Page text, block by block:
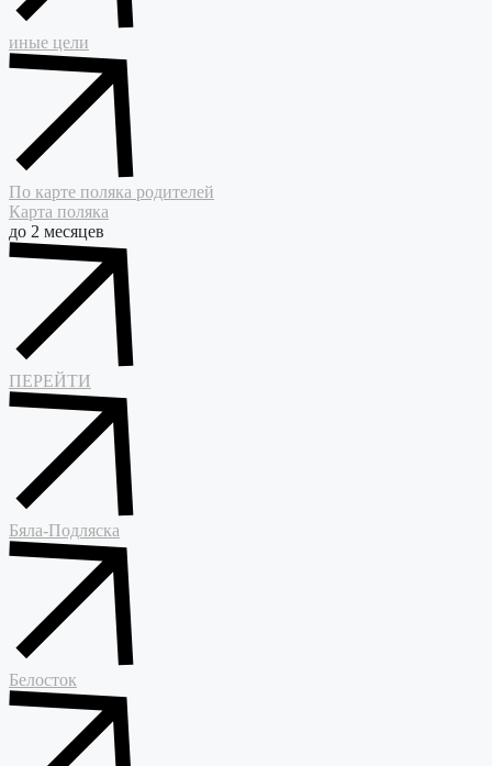
иные цели
По карте поляка родителей
Карта поляка
до 2 месяцев
ПЕРЕЙТИ
Бяла-Подляска
Белосток